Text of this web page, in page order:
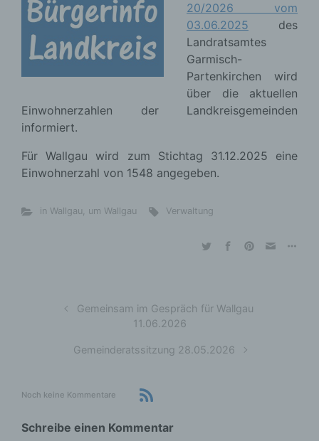
20/2026 vom
03.06.2025 des
Landratsamtes
Garmisch-
Partenkirchen wird
über die aktuellen
Einwohnerzahlen der Landkreisgemeinden
informiert.
Für Wallgau wird zum Stichtag 31.12.2025 eine
Einwohnerzahl von 1548 angegeben.
in Wallgau, um Wallgau Verwaltung
Gemeinsam im Gespräch für Wallgau
11.06.2026
Gemeinderatssitzung 28.05.2026
Noch keine Kommentare
Schreibe einen Kommentar